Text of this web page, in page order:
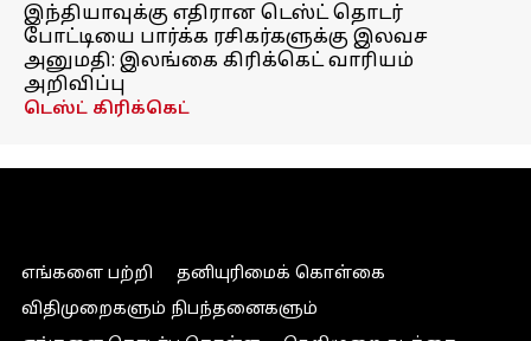
இந்தியாவுக்கு எதிரான டெஸ்ட் தொடர்
போட்டியை பார்க்க ரசிகர்களுக்கு இலவச
அனுமதி: இலங்கை கிரிக்கெட் வாரியம்
அறிவிப்பு
டெஸ்ட் கிரிக்கெட்
எங்களை பற்றி
தனியுரிமைக் கொள்கை
விதிமுறைகளும் நிபந்தனைகளும்